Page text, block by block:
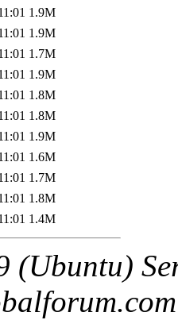
1.9M
1.9M
1.7M
1.9M
1.8M
1.8M
1.9M
1.6M
1.7M
1.8M
1.4M
(Ubuntu)